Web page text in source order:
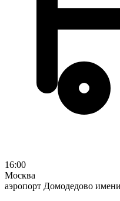
16:00
Москва
аэропорт Домодедово